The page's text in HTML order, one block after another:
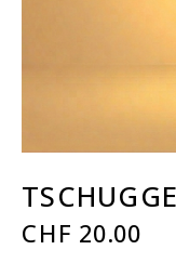
CHF 20.00